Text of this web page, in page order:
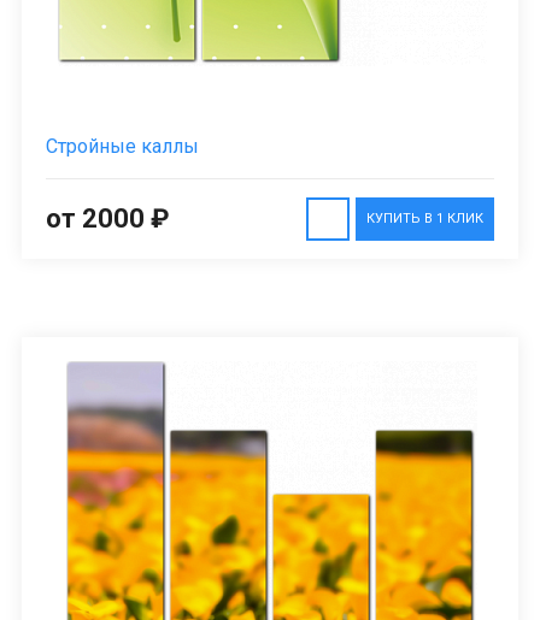
Стройные каллы
КУПИТЬ В 1 КЛИК
от 2000 ₽